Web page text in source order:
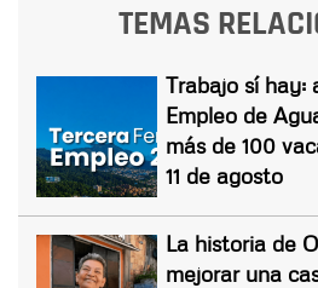
TEMAS
Trabajo sí hay:
Empleo de
más de 100
11 de agosto
La historia de
mejorar una